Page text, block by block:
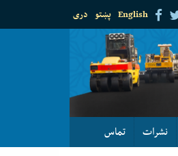
دری پښتو English
نشرات تماس